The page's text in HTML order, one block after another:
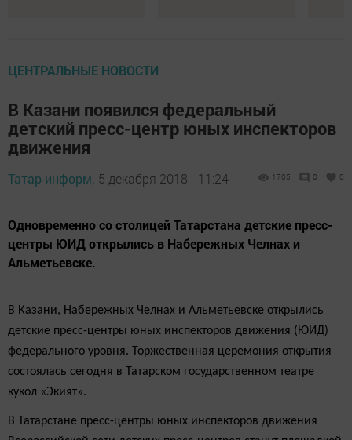
ЦЕНТРАЛЬНЫЕ НОВОСТИ
В Казани появился федеральный
детский пресс-центр юных инспекторов
движения
Татар-информ, 5 декабря 2018 - 11:24 1705 0 0
Одновременно со столицей Татарстана детские пресс-
центры ЮИД открылись в Набережных Челнах и
Альметьевске.
В Казани, Набережных Челнах и Альметьевске открылись
детские пресс-центры юных инспекторов движения (ЮИД)
федерального уровня. Торжественная церемония открытия
состоялась сегодня в Татарском государственном театре
кукол «Экият».
В Татарстане пресс-центры юных инспекторов движения